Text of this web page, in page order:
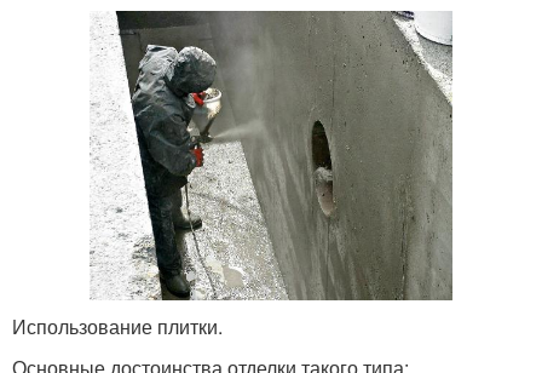
Использование плитки.
Основные достоинства отделки такого типа: